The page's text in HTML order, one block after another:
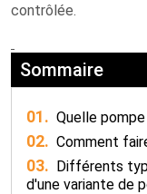
contrôlée.
Sommaire
01. Quelle
02. Comment
03. Différents
d'une variante de